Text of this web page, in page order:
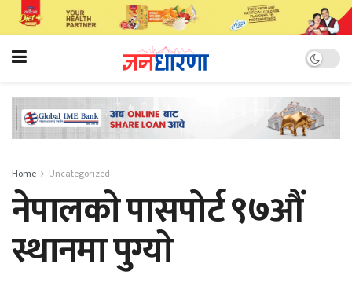
Home Uncategorized
नेपालकाे पासपोर्ट ९७औं
स्थानमा पुग्याे